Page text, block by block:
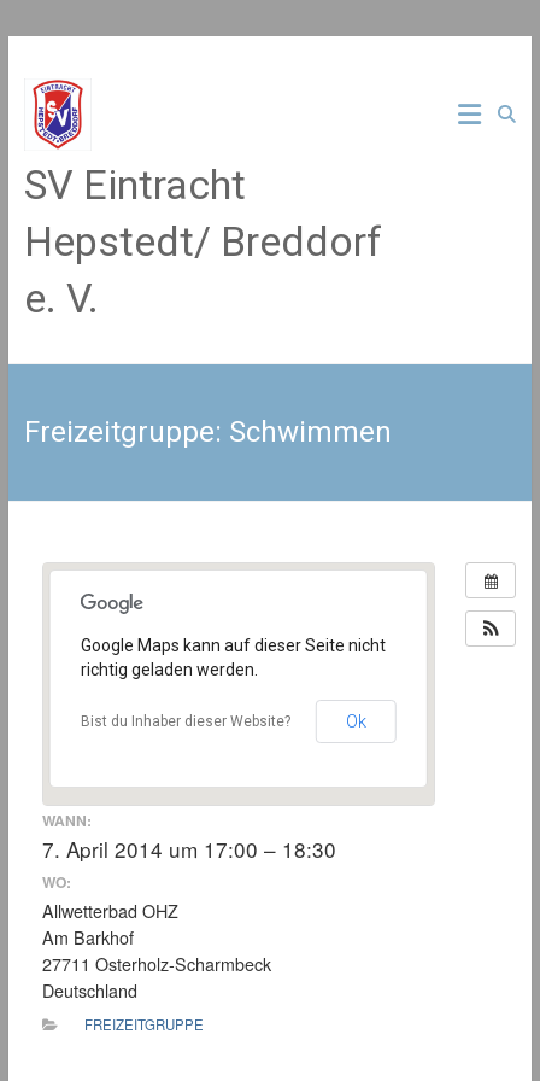
springen
SV Eintracht
Hepstedt/ Breddorf
e. V.
Freizeitgruppe: Schwimmen
Google Maps kann auf dieser Seite nicht
richtig geladen werden.
Bist du Inhaber dieser Website? Ok
WANN:
7. April 2014 um 17:00 – 18:30
WO:
Allwetterbad OHZ
Am Barkhof
27711 Osterholz-Scharmbeck
Deutschland
FREIZEITGRUPPE